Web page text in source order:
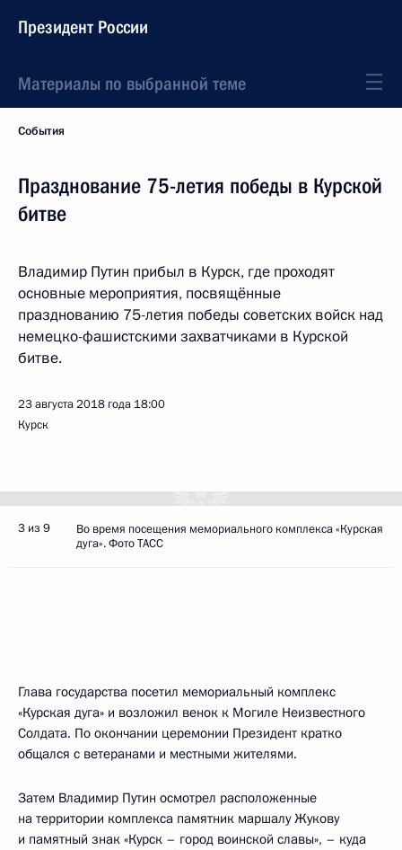
Президент России
Материалы по выбранной теме
События
Празднование 75-летия победы в Курской
битве
Владимир Путин прибыл в Курск, где проходят
основные мероприятия, посвящённые
празднованию 75-летия победы советских войск над
немецко-фашистскими захватчиками в Курской
битве.
23 августа 2018 года 18:00
Курск
3 из 9
Во время посещения мемориального комплекса «Курская
дуга». Фото ТАСС
Глава государства посетил мемориальный комплекс
«Курская дуга» и возложил венок к Могиле Неизвестного
Солдата. По окончании церемонии Президент кратко
общался с ветеранами и местными жителями.
Затем Владимир Путин осмотрел расположенные
на территории комплекса памятник маршалу Жукову
и памятный знак «Курск – город воинской славы», – куда